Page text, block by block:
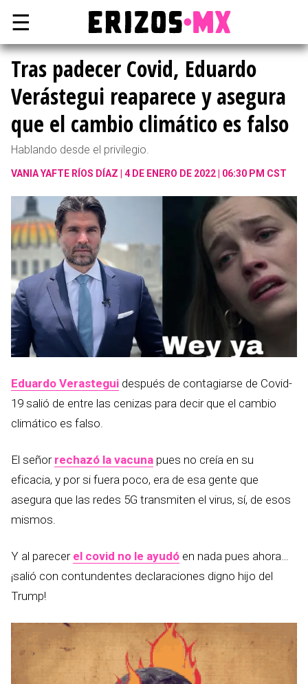
☰
Tras padecer Covid, Eduardo
Verástegui reaparece y asegura
que el cambio climático es falso
Hablando desde el privilegio.
VANIA YAFTE RÍOS DÍAZ 4 DE ENERO DE 2022 | 06:30 PM CST
Eduardo Verastegui después de contagiarse de Covid-
19 salió de entre las cenizas para decir que el cambio
climático es falso.
El señor rechazó la vacuna pues no creía en su
eficacia, y por si fuera poco, era de esa gente que
asegura que las redes 5G transmiten el virus, sí, de esos
mismos.
Y al parecer el covid no le ayudó en nada pues ahora…
¡salió con contundentes declaraciones digno hijo del
Trump!